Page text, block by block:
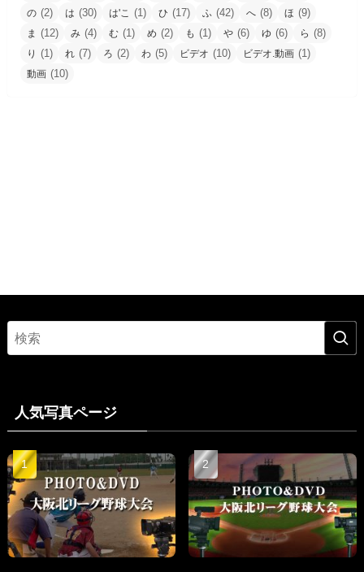
の (2) は (30) は'こ (1) ひ (17) ふ (42) へ (8) ほ (9)
ま (12) み (4) む (1) め (2) も (1) や (6) ゆ (6) ら (8)
り (1) れ (7) ろ (2) わ (5) ビデオ (10) ビデオ.動画 (1)
動画 (10)
人気写真ページ